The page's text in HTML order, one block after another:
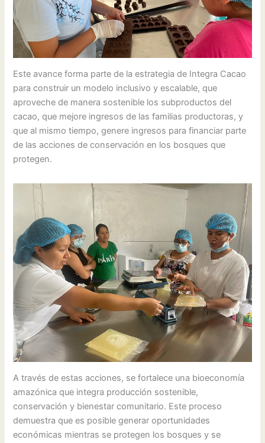
Este avance forma parte de la estrategia de Integra Cacao
para construir un modelo inclusivo y escalable, que
aproveche de manera sostenible los subproductos del
cacao, que mejore ingresos de las familias productoras, y
que al mismo tiempo, genere ingresos para financiar parte
de las acciones de conservación en los bosques que
protegen.
A través de estas acciones, se fortalece una bioeconomía
amazónica que integra producción sostenible,
conservación y bienestar comunitario. Este proceso
demuestra que es posible generar oportunidades
económicas mientras se protegen los bosques y se